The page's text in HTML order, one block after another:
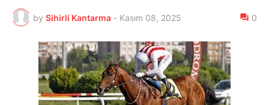
by Sihirli Kantarma - Kasım 08, 2025 0